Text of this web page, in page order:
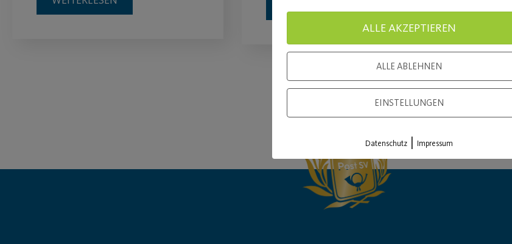
ALLE AKZEPTIEREN
ALLE ABLEHNEN
EINSTELLUNGEN
Datenschutz | Impressum